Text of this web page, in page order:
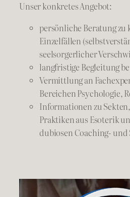
Unser konkretes Angebot:
persönliche Beratung zu
Einzelfällen
seelsorgerlicher
langfristige Begleitung
Vermittlung an
Bereichen Psychologie,
Informationen zu
Praktiken aus Esoterik
dubiosen Coaching-